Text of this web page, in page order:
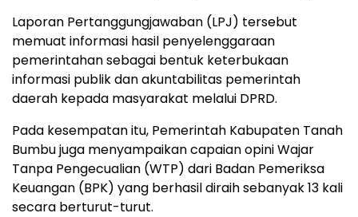
Laporan Pertanggungjawaban (LPJ) tersebut
memuat informasi hasil penyelenggaraan
pemerintahan sebagai bentuk keterbukaan
informasi publik dan akuntabilitas pemerintah
daerah kepada masyarakat melalui DPRD.
Pada kesempatan itu, Pemerintah Kabupaten Tanah
Bumbu juga menyampaikan capaian opini Wajar
Tanpa Pengecualian (WTP) dari Badan Pemeriksa
Keuangan (BPK) yang berhasil diraih sebanyak 13 kali
secara berturut-turut.